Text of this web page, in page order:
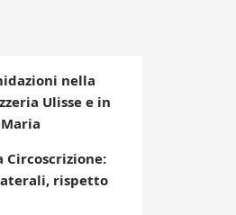
nella
Ulisse e in
Circoscrizione:
rispetto